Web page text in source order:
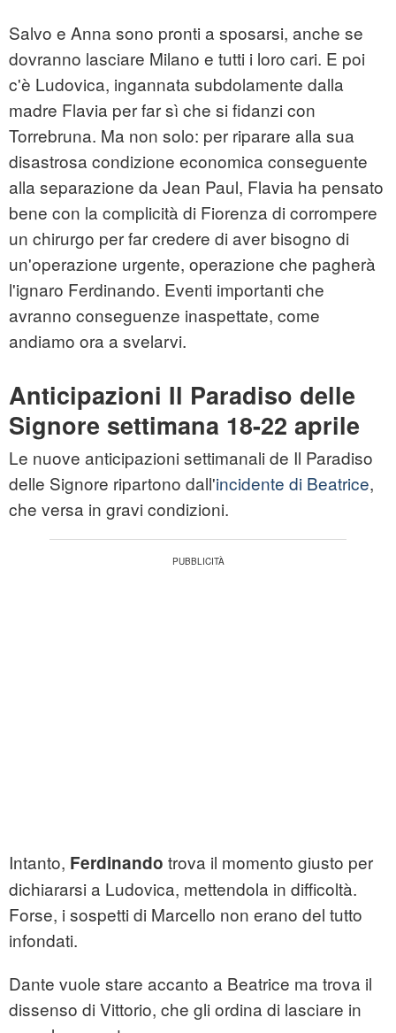
Salvo e Anna sono pronti a sposarsi, anche se
dovranno lasciare Milano e tutti i loro cari. E poi
c'è Ludovica, ingannata subdolamente dalla
madre Flavia per far sì che si fidanzi con
Torrebruna. Ma non solo: per riparare alla sua
disastrosa condizione economica conseguente
alla separazione da Jean Paul, Flavia ha pensato
bene con la complicità di Fiorenza di corrompere
un chirurgo per far credere di aver bisogno di
un'operazione urgente, operazione che pagherà
l'ignaro Ferdinando. Eventi importanti che
avranno conseguenze inaspettate, come
andiamo ora a svelarvi.
Anticipazioni Il Paradiso delle
Signore settimana 18-22 aprile
Le nuove anticipazioni settimanali de Il Paradiso
delle Signore ripartono dall'incidente di Beatrice,
che versa in gravi condizioni.
Intanto, Ferdinando trova il momento giusto per
dichiararsi a Ludovica, mettendola in difficoltà.
Forse, i sospetti di Marcello non erano del tutto
infondati.
Dante vuole stare accanto a Beatrice ma trova il
dissenso di Vittorio, che gli ordina di lasciare in